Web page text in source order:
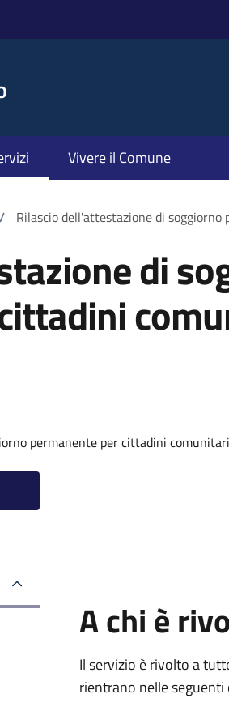
Vivere il Comune
/ Rilascio dell'attestazione di
di
permanente per cittadini comunitari
A chi è
Il servizio è rivolto a
rientrano nelle seguenti